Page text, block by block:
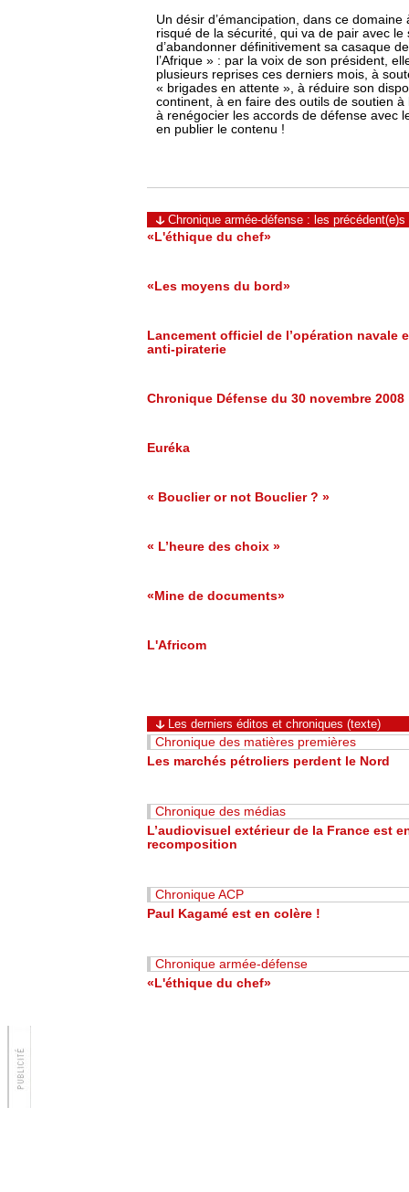
Un désir d’émancipation, dans ce domaine
risqué de la sécurité, qui va de pair avec le
d’abandonner définitivement sa casaque
l’Afrique » : par la voix de son président,
plusieurs reprises ces derniers mois, à
« brigades en attente », à réduire son
continent, à en faire des outils de soutien à
à renégocier les accords de défense avec
en publier le contenu !
Chronique armée-défense : les précédent(e)s
«L'éthique du chef»
«Les moyens du bord»
Lancement officiel de l’opération navale
anti-piraterie
Chronique Défense du 30 novembre 2008
Euréka
« Bouclier or not Bouclier ? »
« L’heure des choix »
«Mine de documents»
L'Africom
Les derniers éditos et chroniques (texte)
Chronique des matières premières
Les marchés pétroliers perdent le Nord
Chronique des médias
L’audiovisuel extérieur de la France est
recomposition
Chronique ACP
Paul Kagamé est en colère !
Chronique armée-défense
«L'éthique du chef»